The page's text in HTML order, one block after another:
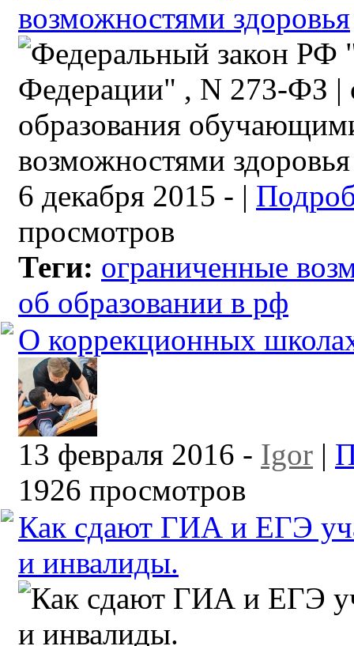
возможностями здоровья
6 декабря 2015 - |
просмотров
Теги: ограниченные
об образовании в рф
О коррекционных
13 февраля 2016 - Igor |
1926 просмотров
Как сдают ГИА и ЕГЭ
и инвалиды.